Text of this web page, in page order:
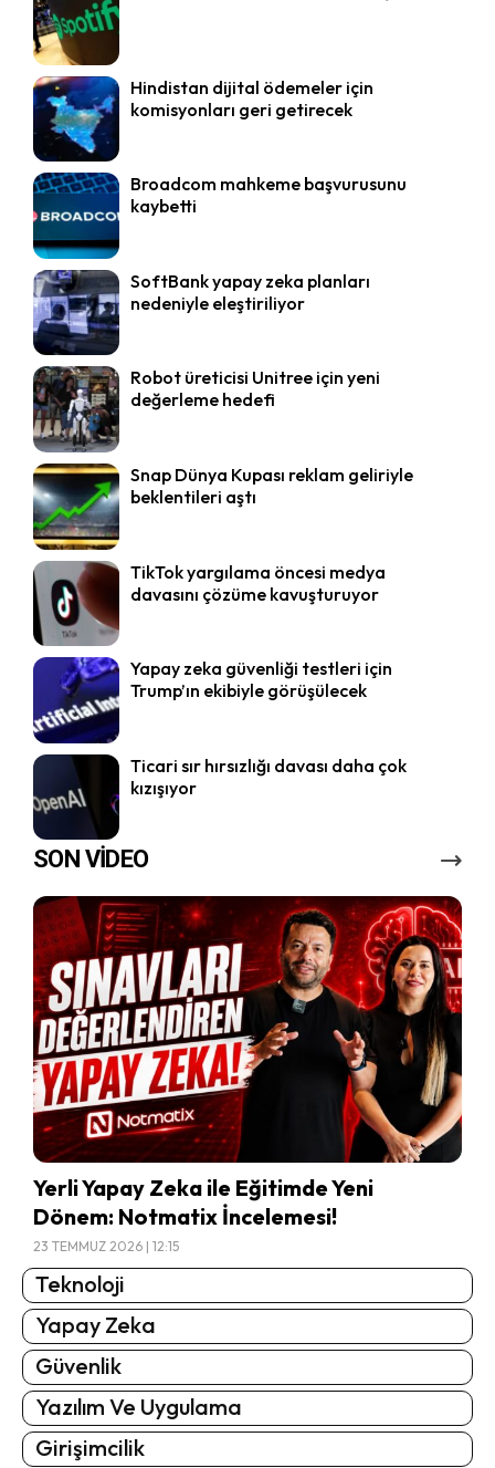
Hindistan dijital ödemeler için
komisyonları geri getirecek
Broadcom mahkeme başvurusunu
kaybetti
SoftBank yapay zeka planları
nedeniyle eleştiriliyor
Robot üreticisi Unitree için yeni
değerleme hedefi
Snap Dünya Kupası reklam geliriyle
beklentileri aştı
TikTok yargılama öncesi medya
davasını çözüme kavuşturuyor
Yapay zeka güvenliği testleri için
Trump’ın ekibiyle görüşülecek
Ticari sır hırsızlığı davası daha çok
kızışıyor
SON VİDEO
Yerli Yapay Zeka ile Eğitimde Yeni
Dönem: Notmatix İncelemesi!
23 TEMMUZ 2026 | 12:15
Teknoloji
Yapay Zeka
Güvenlik
Yazılım Ve Uygulama
Girişimcilik